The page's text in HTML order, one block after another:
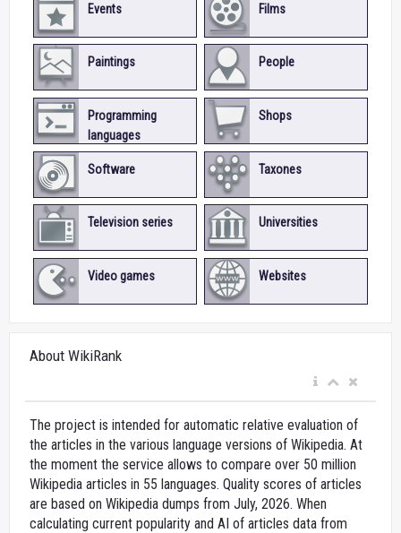
Events Films
Paintings People
Programming
languages
Shops
Software Taxones
Television series Universities
Video games Websites
About WikiRank
The project is intended for automatic relative evaluation of
the articles in the various language versions of Wikipedia. At
the moment the service allows to compare over 50 million
Wikipedia articles in 55 languages. Quality scores of articles
are based on Wikipedia dumps from July, 2026. When
calculating current popularity and AI of articles data from